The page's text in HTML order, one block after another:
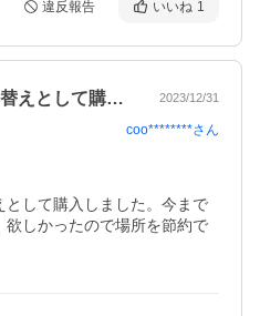
違反報告 いいね 1
ミキサーが古くなり買い替えとして購入し… 2023/12/31
coo********さん
として購入しました。今まで
しかったので場所を節約で